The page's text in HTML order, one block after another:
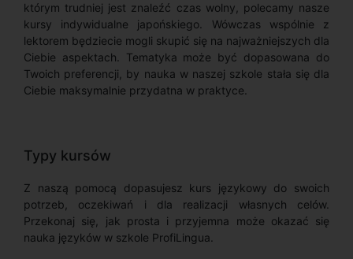
którym trudniej jest znaleźć czas wolny, polecamy nasze
kursy indywidualne japońskiego. Wówczas wspólnie z
lektorem będziecie mogli skupić się na najważniejszych dla
Ciebie aspektach. Tematyka może być dopasowana do
Twoich preferencji, by nauka w naszej szkole stała się dla
Ciebie maksymalnie przydatna w praktyce.
Typy kursów
Z naszą pomocą dopasujesz kurs językowy do swoich
potrzeb, oczekiwań i dla realizacji własnych celów.
Przekonaj się, jak prosta i przyjemna może okazać się
nauka języków w szkole ProfiLingua.